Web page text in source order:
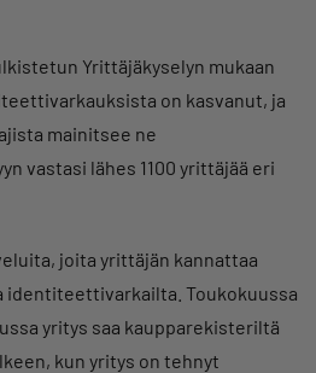
Yrittäjäkyselyn mukaan
on kasvanut, ja
mainitsee ne
vastasi lähes 1100 yrittäjää eri
joita yrittäjän kannattaa
identiteettivarkailta. Toukokuussa
yritys saa kaupparekisteriltä
kun yritys on tehnyt